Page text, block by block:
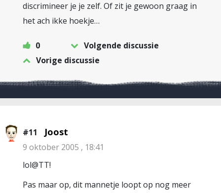
discrimineer je je zelf. Of zit je gewoon graag in
het ach ikke hoekje…
0
Volgende discussie
Vorige discussie
#11 Joost
9 oktober 2005 , 18:41
lol@TT!
Pas maar op, dit mannetje loopt op nog meer